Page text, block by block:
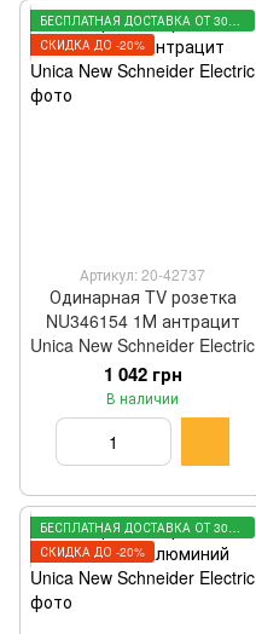
БЕСПЛАТНАЯ ДОСТАВКА ОТ 3000 ГРН
СКИДКА ДО -20%
Артикул: 20-42737
Одинарная TV розетка
NU346154 1М антрацит
Unica New Schneider Electric
1 042 грн
В наличии
БЕСПЛАТНАЯ ДОСТАВКА ОТ 3000 ГРН
СКИДКА ДО -20%